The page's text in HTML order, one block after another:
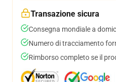
Transazione sicura
Consegna mondiale a
Numero di tracciamento
Rimborso completo se il